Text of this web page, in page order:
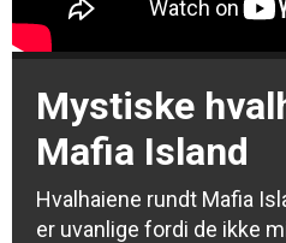
Mystiske
Mafia Island
Hvalhaiene rundt Mafia
er uvanlige fordi de ikke